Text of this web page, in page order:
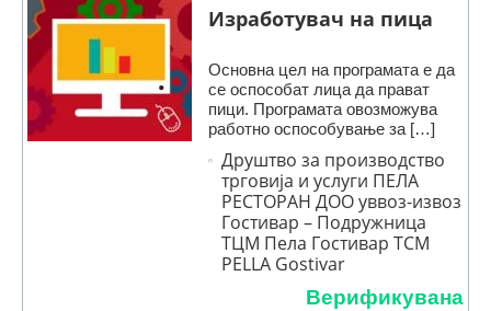
Изработувач на пица
Основна цел на програмата е да
се оспособат лица да прават
пици. Програмата овозможува
работно оспособување за […]
Друштво за производство
трговија и услуги ПЕЛА
РЕСТОРАН ДОО уввоз-извоз
Гостивар – Подружница
ТЦМ Пела Гостивар TCM
PELLA Gostivar
Верификувана